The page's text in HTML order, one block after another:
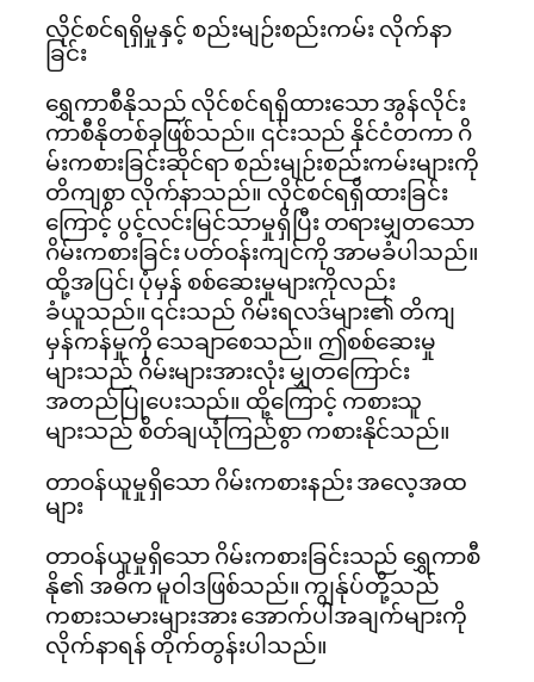
လိုင်စင်ရရှိမှုနှင့် စည်းမျဉ်းစည်းကမ်း လိုက်နာ
ခြင်း
ရွှေကာစီနိုသည် လိုင်စင်ရရှိထားသော အွန်လိုင်း
ကာစီနိုတစ်ခုဖြစ်သည်။ ၎င်းသည် နိုင်ငံတကာ ဂိ
မ်းကစားခြင်းဆိုင်ရာ စည်းမျဉ်းစည်းကမ်းများကို
တိကျစွာ လိုက်နာသည်။ လိုင်စင်ရရှိထားခြင်း
ကြောင့် ပွင့်လင်းမြင်သာမှုရှိပြီး တရားမျှတသော
ဂိမ်းကစားခြင်း ပတ်ဝန်းကျင်ကို အာမခံပါသည်။
ထို့အပြင်၊ ပုံမှန် စစ်ဆေးမှုများကိုလည်း
ခံယူသည်။ ၎င်းသည် ဂိမ်းရလဒ်များ၏ တိကျ
မှန်ကန်မှုကို သေချာစေသည်။ ဤစစ်ဆေးမှု
များသည် ဂိမ်းများအားလုံး မျှတကြောင်း
အတည်ပြုပေးသည်။ ထို့ကြောင့် ကစားသူ
များသည် စိတ်ချယုံကြည်စွာ ကစားနိုင်သည်။
တာဝန်ယူမှုရှိသော ဂိမ်းကစားနည်း အလေ့အထ
များ
တာဝန်ယူမှုရှိသော ဂိမ်းကစားခြင်းသည် ရွှေကာစီ
နို၏ အဓိက မူဝါဒဖြစ်သည်။ ကျွန်ုပ်တို့သည်
ကစားသမားများအား အောက်ပါအချက်များကို
လိုက်နာရန် တိုက်တွန်းပါသည်။